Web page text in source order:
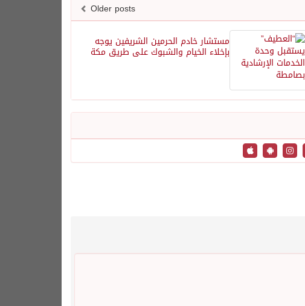
Older posts
مستشار خادم الحرمين الشريفين يوجه
بإخلاء الخيام والشبوك على طريق مكة